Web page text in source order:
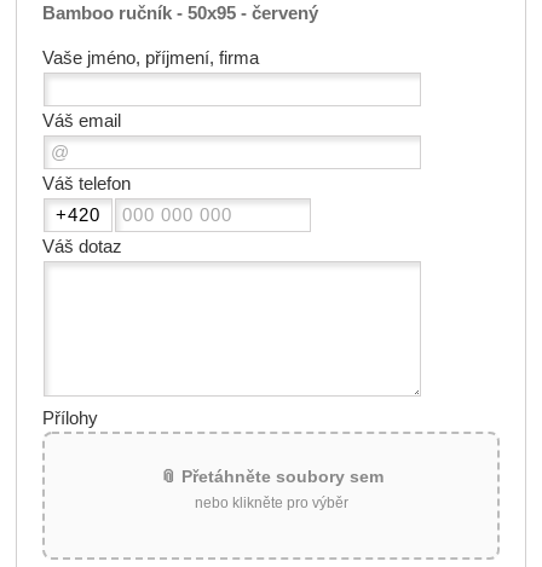
Bamboo ručník - 50x95 - červený
Vaše jméno, příjmení, firma
Váš email
Váš telefon
Váš dotaz
Přílohy
📎 Přetáhněte soubory sem
nebo klikněte pro výběr